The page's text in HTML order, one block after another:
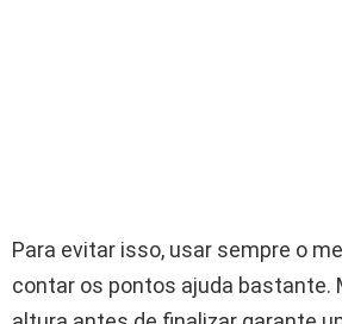
Para evitar isso, usar sempre o
contar os pontos ajuda bastante.